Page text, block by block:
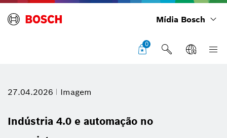
Mídia Bosch
0
27.04.2026 Imagem
Indústria 4.0 e automação no